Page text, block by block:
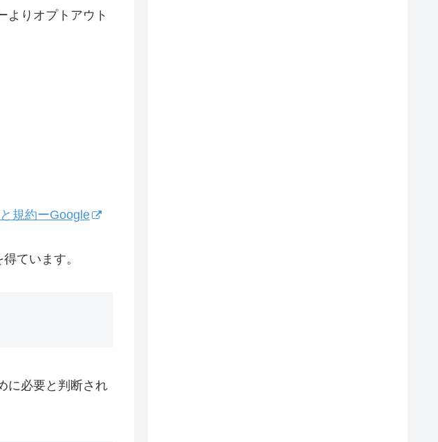
よりオプトアウト
規約ーGoogle
ています。
に必要と判断され